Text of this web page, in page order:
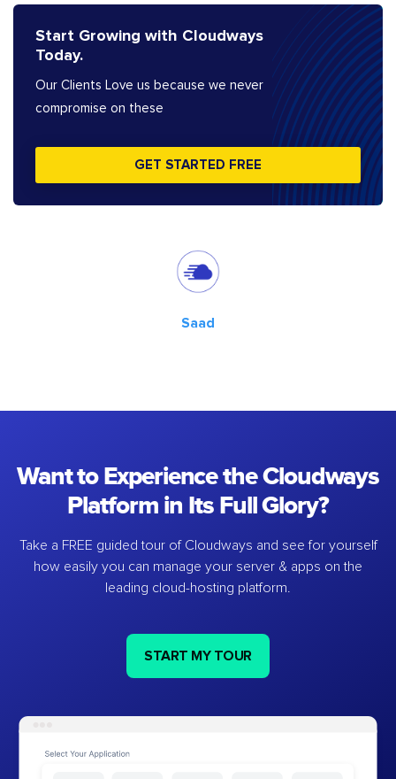
Start Growing with Cloudways
Today.
Our Clients Love us because we never
compromise on these
GET STARTED FREE
Saad
Want to Experience the Cloudways
Platform in Its Full Glory?
Take a FREE guided tour of Cloudways and see for yourself
how easily you can manage your server & apps on the
leading cloud-hosting platform.
START MY TOUR